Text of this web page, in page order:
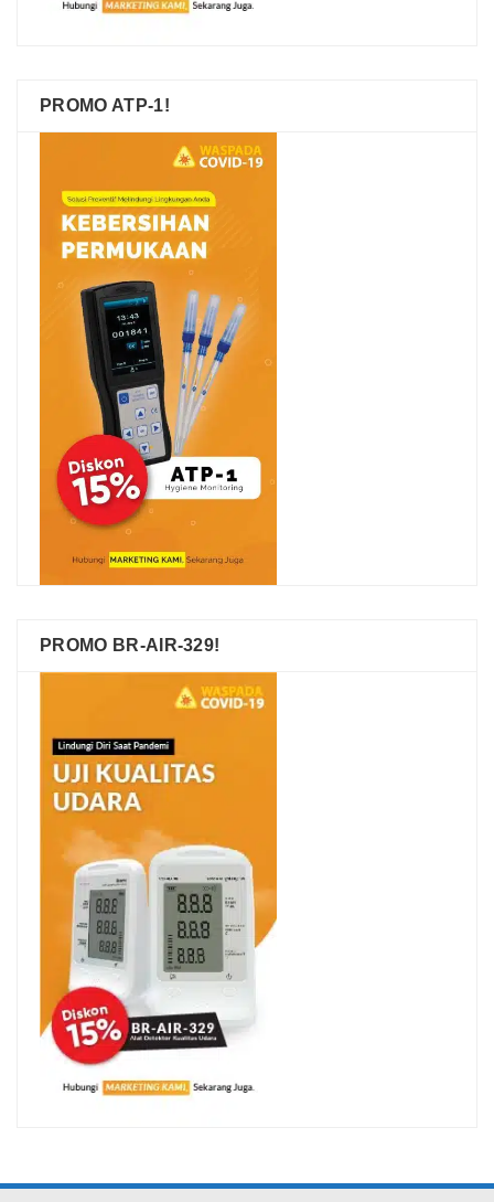
PROMO ATP-1!
PROMO BR-AIR-329!